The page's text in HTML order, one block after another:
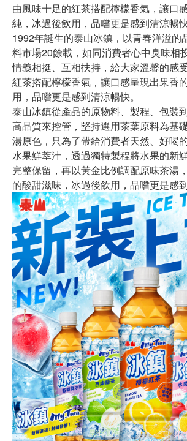
由風味十足的紅茶搭配檸檬香氣，讓口
純，冰過後飲用，品嚐更是感到清涼暢快
1992年誕生的泰山冰鎮，以青春洋溢的
料市場20餘載，如同消費者心中臭味相
情義相挺、互相扶持，給大家溫馨的感
紅茶搭配檸檬香氣，讓口感呈現出果香
用，品嚐更是感到清涼暢快。
泰山冰鎮從產品的原物料、製程、包裝
高品質來控管，堅持選用茶葉原料為基
湯原色，只為了帶給消費者天然、好喝
水果鮮萃汁，透過獨特製程將水果的新
完整保留，再以黃金比例調配原味茶湯
的酸甜滋味，冰過後飲用，品嚐更是感